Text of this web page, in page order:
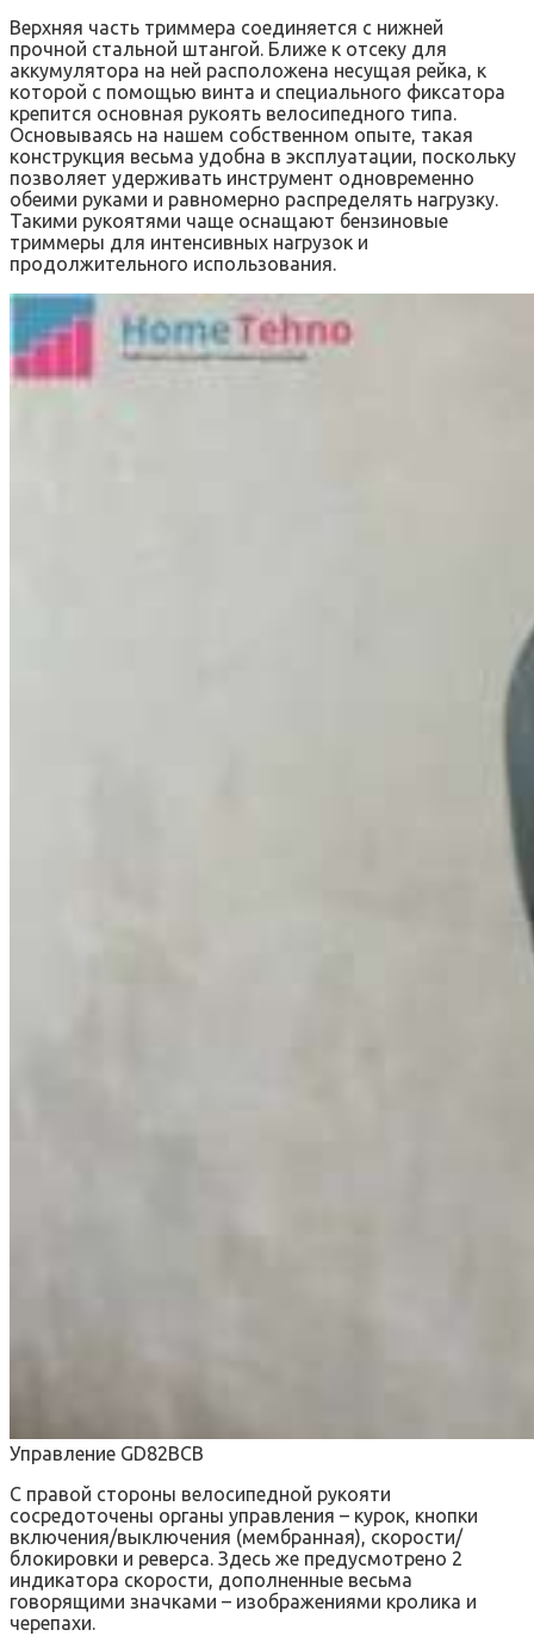
Верхняя часть триммера соединяется с нижней
прочной стальной штангой. Ближе к отсеку для
аккумулятора на ней расположена несущая рейка, к
которой с помощью винта и специального фиксатора
крепится основная рукоять велосипедного типа.
Основываясь на нашем собственном опыте, такая
конструкция весьма удобна в эксплуатации, поскольку
позволяет удерживать инструмент одновременно
обеими руками и равномерно распределять нагрузку.
Такими рукоятями чаще оснащают бензиновые
триммеры для интенсивных нагрузок и
продолжительного использования.
Управление GD82BCB
С правой стороны велосипедной рукояти
сосредоточены органы управления – курок, кнопки
включения/выключения (мембранная), скорости/
блокировки и реверса. Здесь же предусмотрено 2
индикатора скорости, дополненные весьма
говорящими значками – изображениями кролика и
черепахи.